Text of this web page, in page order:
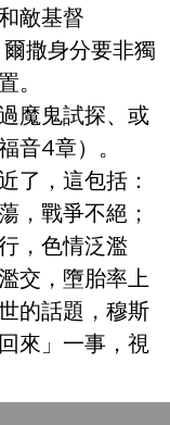
敵基督
爾撒身分要非獨
。
魔鬼試探、或
音4章）。
了，這包括：
，戰爭不絕；
，色情泛濫
交，墮胎率上
的話題，穆斯
來」一事，視